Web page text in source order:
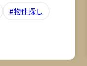
#物件探し